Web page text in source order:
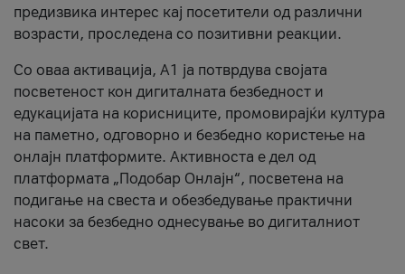
предизвика интерес кај посетители од различни
возрасти, проследена со позитивни реакции.
Со оваа активација, А1 ја потврдува својата
посветеност кон дигиталната безбедност и
едукацијата на корисниците, промовирајќи култура
на паметно, одговорно и безбедно користење на
онлајн платформите. Активноста е дел од
платформата „Подобар Онлајн“, посветена на
подигање на свеста и обезбедување практични
насоки за безбедно однесување во дигиталниот
свет.